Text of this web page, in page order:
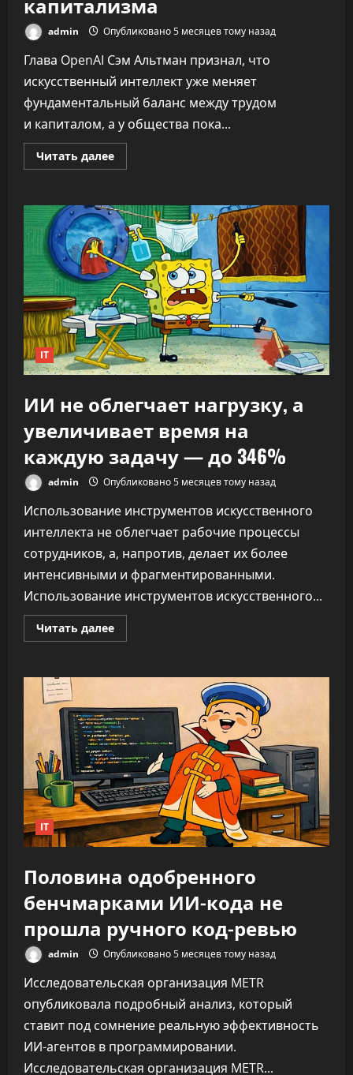
admin Опубликовано 5 месяцев тому назад
Глава OpenAI Сэм Альтман признал, что
искусственный интеллект уже меняет
фундаментальный баланс между трудом
и капиталом, а у общества пока...
Читать далееПрочитать
больше
знает,
что
делать»:
CEO
OpenAI
заявил,
что
ИИ
переписывает
правила
капитализма
IT
ИИ не облегчает нагрузку, а
увеличивает время на
каждую задачу — до 346%
admin Опубликовано 5 месяцев тому назад
Использование инструментов искусственного
интеллекта не облегчает рабочие процессы
сотрудников, а, напротив, делает их более
интенсивными и фрагментированными.
Использование инструментов искусственного...
Читать далееПрочитать
больше
облегчает
а
увеличивает
время
на
каждую
задачу
—
до
346%
IT
Половина одобренного
бенчмарками ИИ-кода не
прошла ручного код-ревью
admin Опубликовано 5 месяцев тому назад
Исследовательская организация METR
опубликовала подробный анализ, который
ставит под сомнение реальную эффективность
ИИ-агентов в программировании.
Исследовательская организация METR...